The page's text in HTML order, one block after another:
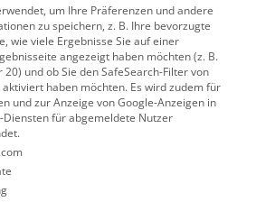
um Ihre Präferenzen und andere
zu speichern, z. B. Ihre bevorzugte
wie viele Ergebnisse Sie auf einer
angezeigt haben möchten (z. B.
20) und ob Sie den SafeSearch-Filter von
aktiviert haben möchten. Es wird zudem für
und zur Anzeige von Google-Anzeigen in
Diensten für abgemeldete Nutzer